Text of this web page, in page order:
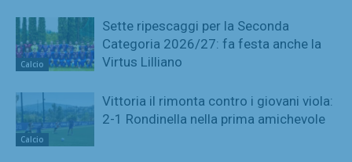
Calcio
Sette ripescaggi per la Seconda
Categoria 2026/27: fa festa anche la
Virtus Lilliano
Calcio
Vittoria il rimonta contro i giovani viola:
2-1 Rondinella nella prima amichevole